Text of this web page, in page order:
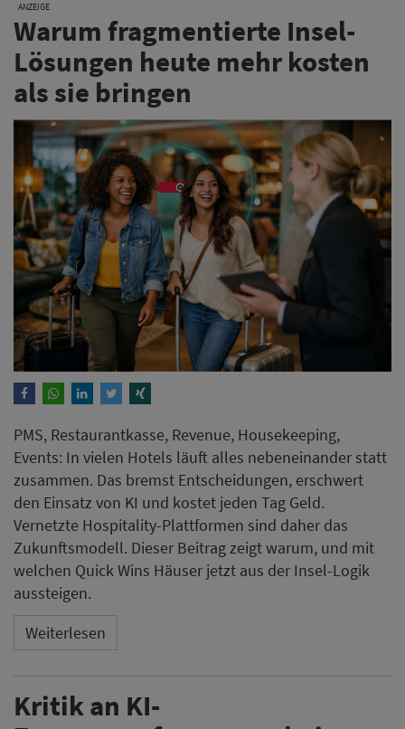
ANZEIGE
Warum fragmentierte Insel-
Lösungen heute mehr kosten
als sie bringen
PMS, Restaurantkasse, Revenue, Housekeeping,
Events: In vielen Hotels läuft alles nebeneinander statt
zusammen. Das bremst Entscheidungen, erschwert
den Einsatz von KI und kostet jeden Tag Geld.
Vernetzte Hospitality-Plattformen sind daher das
Zukunftsmodell. Dieser Beitrag zeigt warum, und mit
welchen Quick Wins Häuser jetzt aus der Insel-Logik
aussteigen.
Weiterlesen
Kritik an KI-